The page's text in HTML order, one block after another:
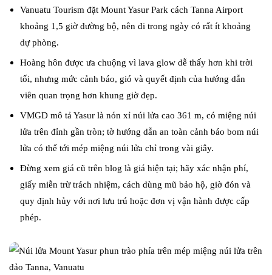
Vanuatu Tourism đặt Mount Yasur Park cách Tanna Airport
khoảng 1,5 giờ đường bộ, nên đi trong ngày có rất ít khoảng
dự phòng.
Hoàng hôn được ưa chuộng vì lava glow dễ thấy hơn khi trời
tối, nhưng mức cảnh báo, gió và quyết định của hướng dẫn
viên quan trọng hơn khung giờ đẹp.
VMGD mô tả Yasur là nón xỉ núi lửa cao 361 m, có miệng núi
lửa trên đỉnh gần tròn; tờ hướng dẫn an toàn cảnh báo bom núi
lửa có thể tới mép miệng núi lửa chỉ trong vài giây.
Đừng xem giá cũ trên blog là giá hiện tại; hãy xác nhận phí,
giấy miễn trừ trách nhiệm, cách dùng mũ bảo hộ, giờ đón và
quy định hủy với nơi lưu trú hoặc đơn vị vận hành được cấp
phép.